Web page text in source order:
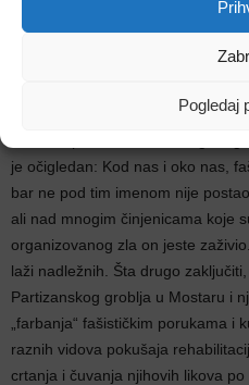
Pogledaj
ali ciljano i uspješno
koje će tek doći.
je očigledan: Kod nas i oko nas,
bar ne pod tim imenom nije
ali nad mnogim činjenicama koje
organizovanog zla on jeste
laži nadležnih. Šta drugo
Partizanskog groblja u Mostaru i
„farbanja“ fašističkim porukama i
raznih vidova pokušaja
crtanja i čuvanja njihovih likova